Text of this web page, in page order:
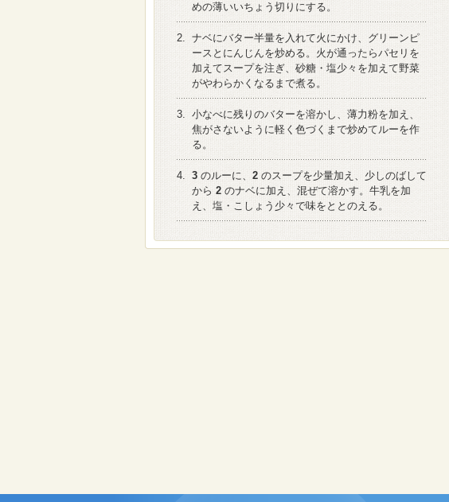
めの薄いいちょう切りにする。
2. ナベにバター半量を入れて火にかけ、グリーンピ
ースとにんじんを炒める。火が通ったらパセリを
加えてスープを注ぎ、砂糖・塩少々を加えて野菜
がやわらかくなるまで煮る。
3. 小なべに残りのバターを溶かし、薄力粉を加え、
焦がさないように軽く色づくまで炒めてルーを作
る。
4. 3のルーに、 2のスープを少量加え、少しのばして
から 2のナベに加え、混ぜて溶かす。牛乳を加
え、塩・こしょう少々で味をととのえる。